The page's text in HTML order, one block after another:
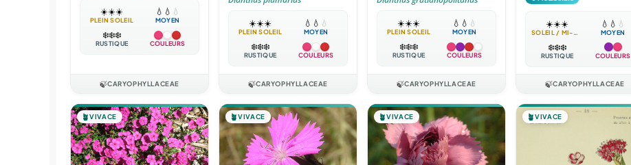
☀️☀️☀️
PLEIN SOLEIL
💧 💧 💧
MOYEN
❄️❄️❄️
RUSTIQUE COULEURS
🍃CARYOPHYLLACEAE
☀️☀️☀️
PLEIN SOLEIL
💧 💧 💧
MOYEN
❄️❄️❄️
RUSTIQUE COULEURS
🍃CARYOPHYLLACEAE
☀️☀️☀️
PLEIN SOLEIL
💧 💧 💧
MOYEN
❄️❄️❄️
RUSTIQUE COULEURS
🍃CARYOPHYLLACEAE
☀️☀️☀️
SOLEIL / MI-OMBRE
💧 💧 💧
MOYEN
❄️❄️❄️
RUSTIQUE COULEURS
🍃CARYOPHYLLACEAE
🪴VIVACE 🪴VIVACE 🪴VIVACE 🪴VIVACE